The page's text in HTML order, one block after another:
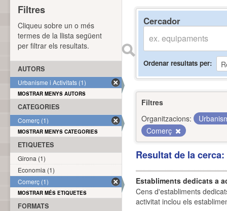
Cercador
Ordenar resultats per
Filtres
Organitzacions:
Comerç
Resultat de la
Establiments dedicats a
Cens d'establiments
activitat inclou els
Filtres
Cliqueu sobre un o més
termes de la llista següent
per filtrar els resultats.
AUTORS
Urbanisme i Activitats (1)
MOSTRAR MENYS AUTORS
CATEGORIES
Comerç (1)
MOSTRAR MENYS CATEGORIES
ETIQUETES
Girona (1)
Economia (1)
Comerç (1)
MOSTRAR MÉS ETIQUETES
FORMATS